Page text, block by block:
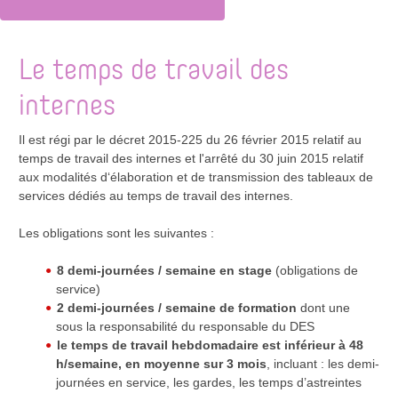
Le temps de travail des
internes
Il est régi par le décret 2015-225 du 26 février 2015 relatif au
temps de travail des internes et l'arrêté du 30 juin 2015 relatif
aux modalités d‘élaboration et de transmission des tableaux de
services dédiés au temps de travail des internes.
Les obligations sont les suivantes :
8 demi-journées / semaine en stage(obligations de
service)
2 demi-journées / semaine de formation dont une
sous la responsabilité du responsable du DES
le temps de travail hebdomadaire est inférieur à 48
h/semaine, en moyenne sur 3 mois, incluant : les demi-
journées en service, les gardes, les temps d’astreintes